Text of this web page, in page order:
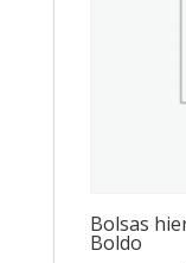
Bolsas
Boldo